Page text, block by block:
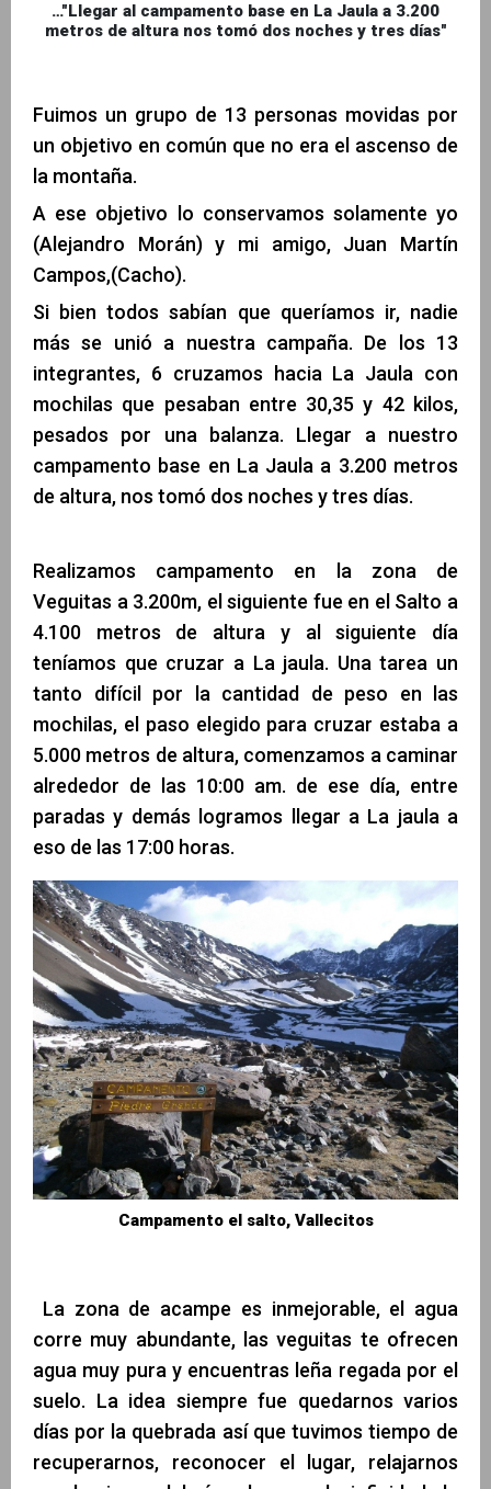
…"Llegar al campamento base en La Jaula a 3.200
metros de altura nos tomó dos noches y tres días"
Fuimos un grupo de 13 personas movidas por
un objetivo en común que no era el ascenso de
la montaña.
A ese objetivo lo conservamos solamente yo
(Alejandro Morán) y mi amigo, Juan Martín
Campos,(Cacho).
Si bien todos sabían que queríamos ir, nadie
más se unió a nuestra campaña. De los 13
integrantes, 6 cruzamos hacia La Jaula con
mochilas que pesaban entre 30,35 y 42 kilos,
pesados por una balanza. Llegar a nuestro
campamento base en La Jaula a 3.200 metros
de altura, nos tomó dos noches y tres días.
Realizamos campamento en la zona de
Veguitas a 3.200m, el siguiente fue en el Salto a
4.100 metros de altura y al siguiente día
teníamos que cruzar a La jaula. Una tarea un
tanto difícil por la cantidad de peso en las
mochilas, el paso elegido para cruzar estaba a
5.000 metros de altura, comenzamos a caminar
alrededor de las 10:00 am. de ese día, entre
paradas y demás logramos llegar a La jaula a
eso de las 17:00 horas.
Campamento el salto, Vallecitos
La zona de acampe es inmejorable, el agua
corre muy abundante, las veguitas te ofrecen
agua muy pura y encuentras leña regada por el
suelo. La idea siempre fue quedarnos varios
días por la quebrada así que tuvimos tiempo de
recuperarnos, reconocer el lugar, relajarnos